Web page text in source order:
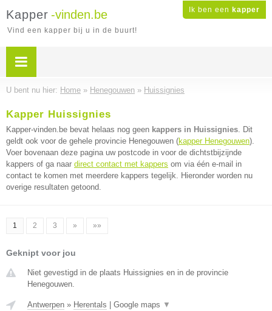
Ik ben een kapper
Kapper -vinden.be
Vind een kapper bij u in de buurt!
U bent nu hier: Home » Henegouwen » Huissignies
Kapper Huissignies
Kapper-vinden.be bevat helaas nog geen kappers in Huissignies. Dit
geldt ook voor de gehele provincie Henegouwen (kapper Henegouwen).
Voer bovenaan deze pagina uw postcode in voor de dichtstbijzijnde
kappers of ga naar direct contact met kappers om via één e-mail in
contact te komen met meerdere kappers tegelijk. Hieronder worden nu
overige resultaten getoond.
1 2 3 » »»
Geknipt voor jou
Niet gevestigd in de plaats Huissignies en in de provincie
Henegouwen.
Antwerpen » Herentals Google maps ▼